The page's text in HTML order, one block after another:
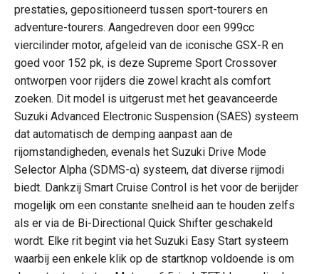
prestaties, gepositioneerd tussen sport-tourers en
adventure-tourers. Aangedreven door een 999cc
viercilinder motor, afgeleid van de iconische GSX-R en
goed voor 152 pk, is deze Supreme Sport Crossover
ontworpen voor rijders die zowel kracht als comfort
zoeken. Dit model is uitgerust met het geavanceerde
Suzuki Advanced Electronic Suspension (SAES) systeem
dat automatisch de demping aanpast aan de
rijomstandigheden, evenals het Suzuki Drive Mode
Selector Alpha (SDMS-α) systeem, dat diverse rijmodi
biedt. Dankzij Smart Cruise Control is het voor de berijder
mogelijk om een constante snelheid aan te houden zelfs
als er via de Bi-Directional Quick Shifter geschakeld
wordt. Elke rit begint via het Suzuki Easy Start systeem
waarbij een enkele klik op de startknop voldoende is om